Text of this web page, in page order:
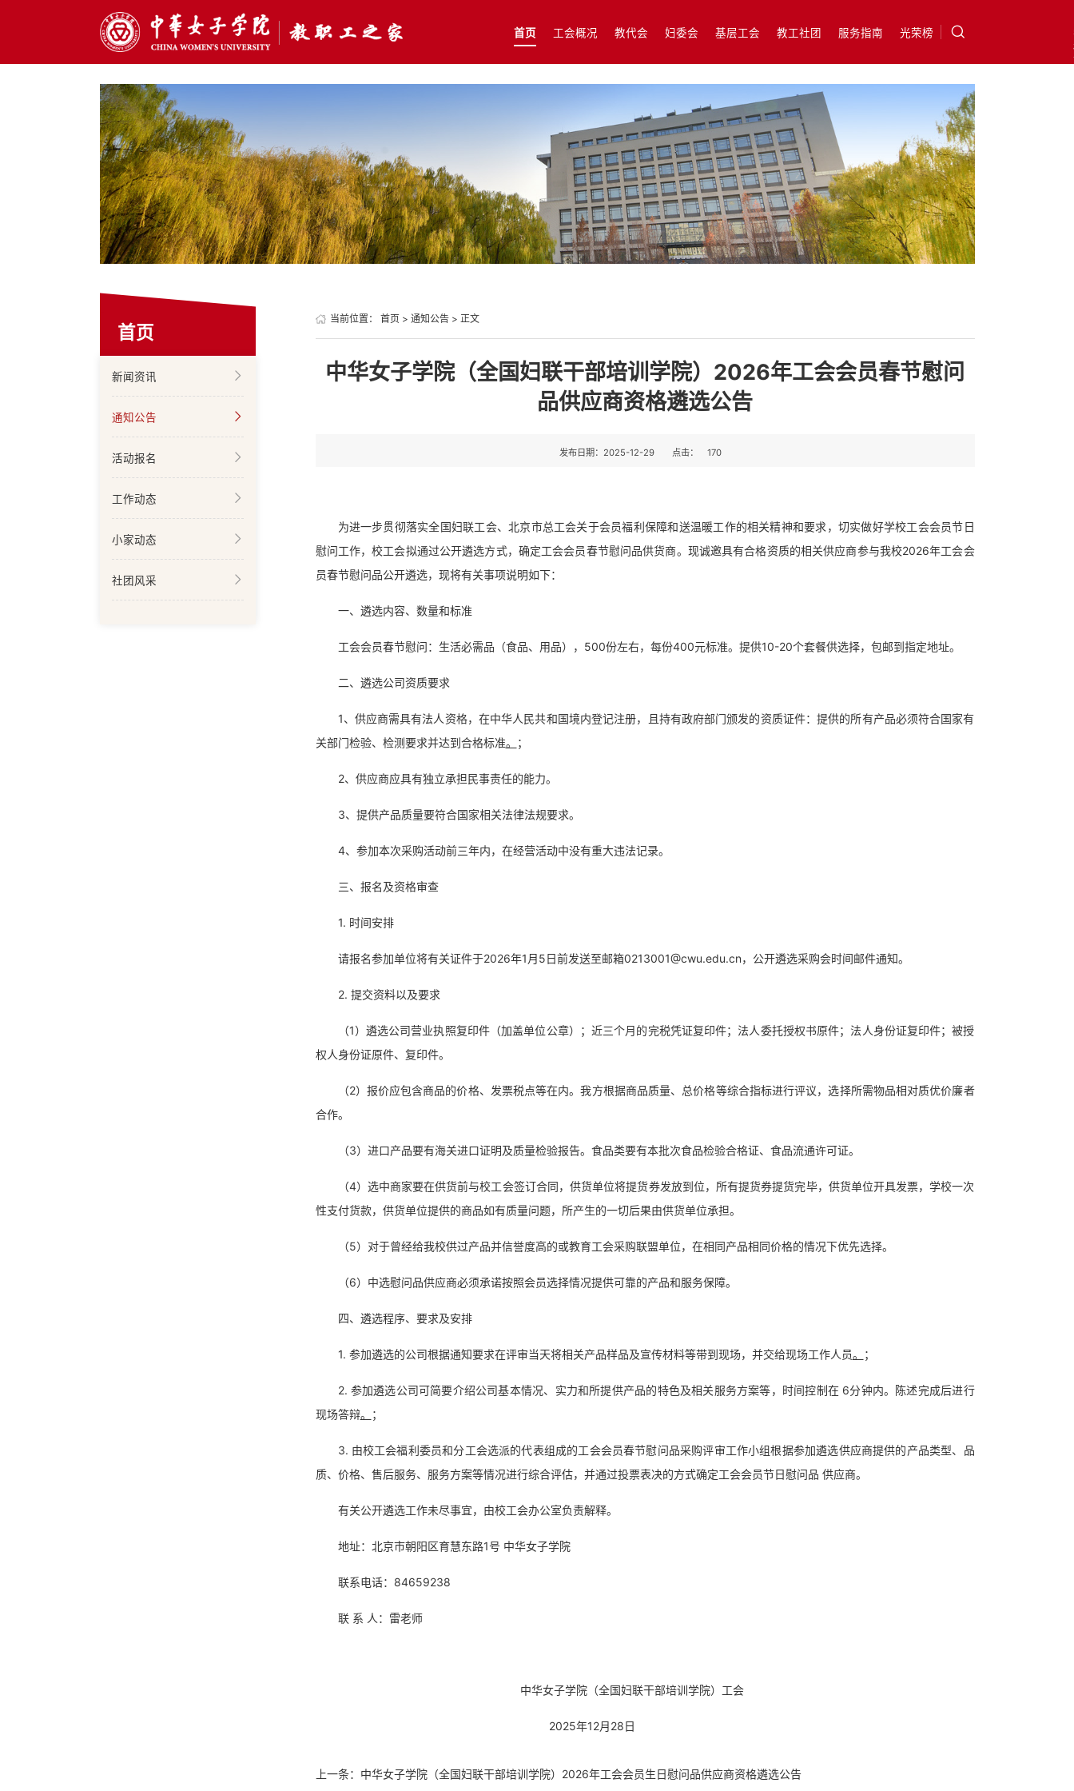
首页 工会概况 教代会 妇委会 基层工会 教工社团 服务指南 光荣榜
首页
新闻资讯
通知公告
活动报名
工作动态
小家动态
社团风采
当前位置：首页 >通知公告 >正文
中华女子学院（全国妇联干部培训学院）2026年工会会员春节慰问
品供应商资格遴选公告
发布日期：2025-12-29 点击： 170
为进一步贯彻落实全国妇联工会、北京市总工会关于会员福利保障和送温暖工作的相关精神和要求，切实做好学校工会会员节日
慰问工作，校工会拟通过公开遴选方式，确定工会会员春节慰问品供货商。现诚邀具有合格资质的相关供应商参与我校2026年工会会
员春节慰问品公开遴选，现将有关事项说明如下：
一、遴选内容、数量和标准
工会会员春节慰问：生活必需品（食品、用品），500份左右，每份400元标准。提供10-20个套餐供选择，包邮到指定地址。
二、遴选公司资质要求
1、供应商需具有法人资格，在中华人民共和国境内登记注册，且持有政府部门颁发的资质证件：提供的所有产品必须符合国家有
关部门检验、检测要求并达到合格标准。 ；
2、供应商应具有独立承担民事责任的能力。
3、提供产品质量要符合国家相关法律法规要求。
4、参加本次采购活动前三年内，在经营活动中没有重大违法记录。
三、报名及资格审查
1. 时间安排
请报名参加单位将有关证件于2026年1月5日前发送至邮箱0213001@cwu.edu.cn，公开遴选采购会时间邮件通知。
2. 提交资料以及要求
（1）遴选公司营业执照复印件（加盖单位公章）；近三个月的完税凭证复印件；法人委托授权书原件；法人身份证复印件；被授
权人身份证原件、复印件。
（2）报价应包含商品的价格、发票税点等在内。我方根据商品质量、总价格等综合指标进行评议，选择所需物品相对质优价廉者
合作。
（3）进口产品要有海关进口证明及质量检验报告。食品类要有本批次食品检验合格证、食品流通许可证。
（4）选中商家要在供货前与校工会签订合同，供货单位将提货券发放到位，所有提货券提货完毕，供货单位开具发票，学校一次
性支付货款，供货单位提供的商品如有质量问题，所产生的一切后果由供货单位承担。
（5）对于曾经给我校供过产品并信誉度高的或教育工会采购联盟单位，在相同产品相同价格的情况下优先选择。
（6）中选慰问品供应商必须承诺按照会员选择情况提供可靠的产品和服务保障。
四、遴选程序、要求及安排
1. 参加遴选的公司根据通知要求在评审当天将相关产品样品及宣传材料等带到现场，并交给现场工作人员。 ；
2. 参加遴选公司可简要介绍公司基本情况、实力和所提供产品的特色及相关服务方案等，时间控制在 6分钟内。陈述完成后进行
现场答辩。 ；
3. 由校工会福利委员和分工会选派的代表组成的工会会员春节慰问品采购评审工作小组根据参加遴选供应商提供的产品类型、品
质、价格、售后服务、服务方案等情况进行综合评估，并通过投票表决的方式确定工会会员节日慰问品 供应商。
有关公开遴选工作未尽事宜，由校工会办公室负责解释。
地址：北京市朝阳区育慧东路1号 中华女子学院
联系电话：84659238
联 系 人：雷老师
中华女子学院（全国妇联干部培训学院）工会
2025年12月28日
上一条： 中华女子学院（全国妇联干部培训学院）2026年工会会员生日慰问品供应商资格遴选公告